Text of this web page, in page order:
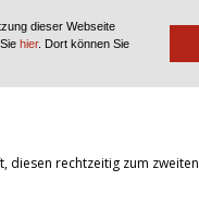
dieser Webseite
hier. Dort können Sie
diesen rechtzeitig zum zweiten